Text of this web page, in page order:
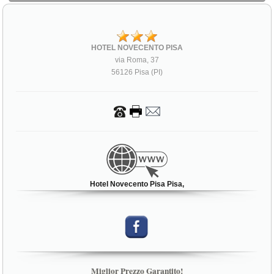
HOTEL NOVECENTO PISA
via Roma, 37
56126 Pisa (PI)
Hotel Novecento Pisa Pisa,
Miglior Prezzo Garantito!